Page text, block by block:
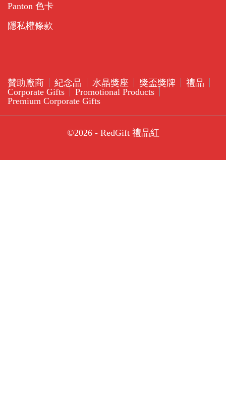
Panton 色卡
隱私權條款
贊助廠商 紀念品 水晶獎座 獎盃獎牌
禮品
Corporate Gifts
Promotional Products
Premium Corporate Gifts
©2026 - RedGift 禮品紅